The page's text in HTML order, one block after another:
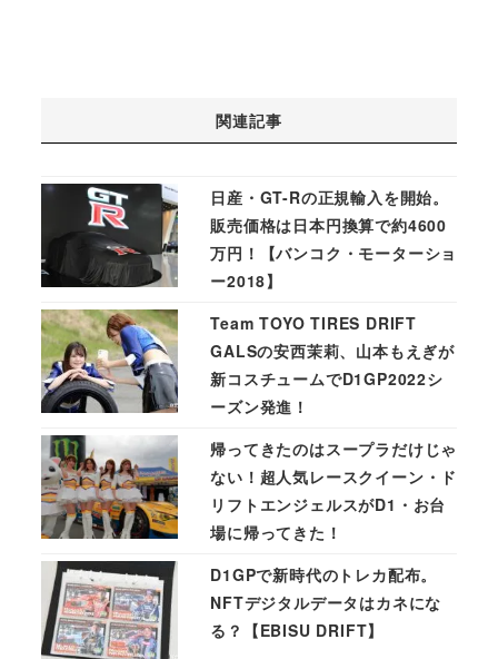
関連記事
日産・GT-Rの正規輸入を開始。
販売価格は日本円換算で約4600
万円！【バンコク・モーターショ
ー2018】
Team TOYO TIRES DRIFT
GALSの安西茉莉、山本もえぎが
新コスチュームでD1GP2022シ
ーズン発進！
帰ってきたのはスープラだけじゃ
ない！超人気レースクイーン・ド
リフトエンジェルスがD1・お台
場に帰ってきた！
D1GPで新時代のトレカ配布。
NFTデジタルデータはカネにな
る？【EBISU DRIFT】